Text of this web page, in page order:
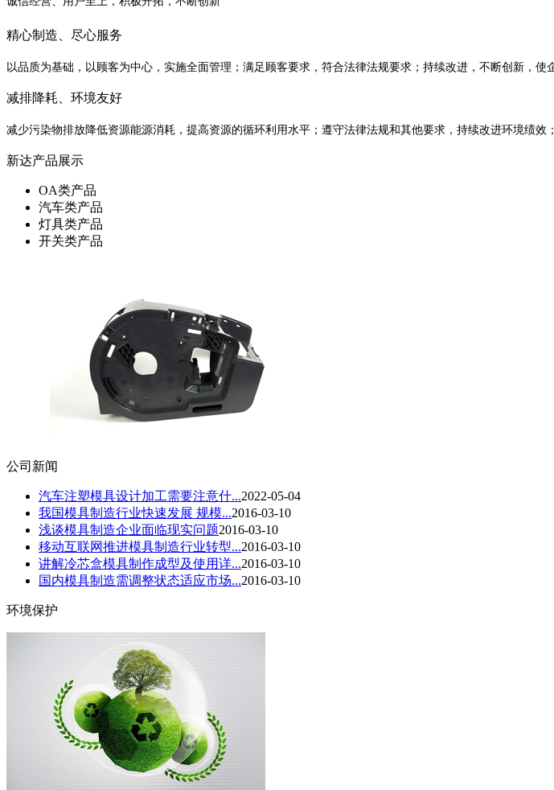
精心制造、尽心服务
以品质为基础，以顾客为中心，实施全面管理；满足顾客要求，符合法律法规要求；持续改进，不断创新，使
减排降耗、环境友好
减少污染物排放降低资源能源消耗，提高资源的循环利用水平；遵守法律法规和其他要求，持续改进环境绩效
新达产品展示
OA类产品
汽车类产品
灯具类产品
开关类产品
公司新闻
汽车注塑模具设计加工需要注意什...2022-05-04
我国模具制造行业快速发展 规模...2016-03-10
浅谈模具制造企业面临现实问题2016-03-10
移动互联网推进模具制造行业转型...2016-03-10
讲解冷芯盒模具制作成型及使用详...2016-03-10
国内模具制造需调整状态适应市场...2016-03-10
环境保护